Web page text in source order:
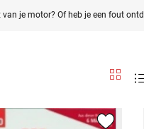
je motor? Of heb je een fout